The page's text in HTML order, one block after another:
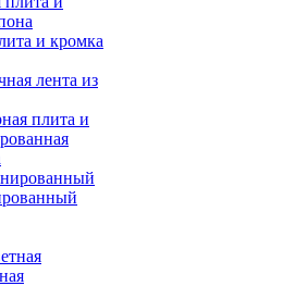
и кромка
лента из
плита и